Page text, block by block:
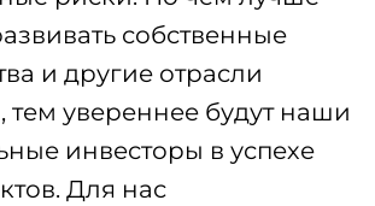
собственные
и другие отрасли
тем увереннее будут наши
инвесторы в успехе
Для нас